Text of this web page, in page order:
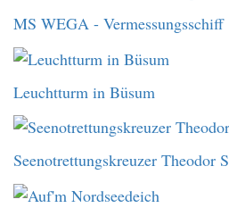
MS WEGA - Vermessungsschiff
Leuchtturm in Büsum
Seenotrettungskreuzer Theodor